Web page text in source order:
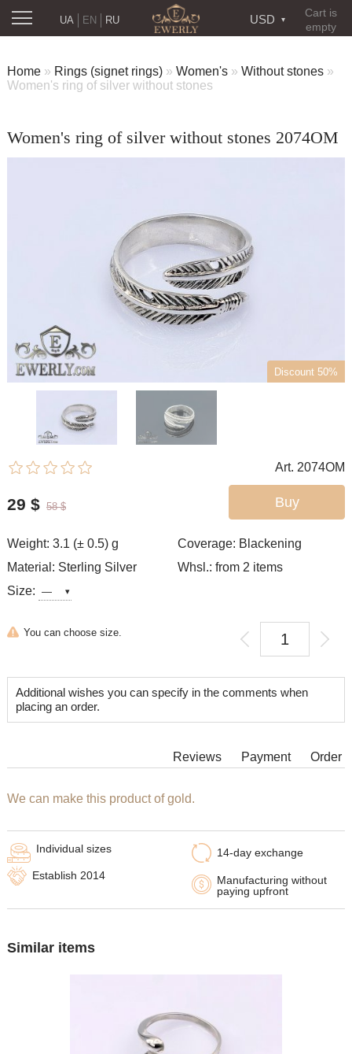
Cart is
empty
USD
RU
UA EN
Home » Rings (signet rings) » Women's » Without stones »
Women's ring of silver without stones
Women's ring of silver without stones 2074OM
Discount 50%
Art. 2074OM
Buy
29 $ 58 $
Weight: 3.1 (± 0.5) g
Coverage: Blackening
Material: Sterling Silver
Whsl.: from 2 items
Size:
You can choose size.
Additional wishes you can specify in the comments when
placing an order.
Reviews Order
Payment
We can make this product of gold.
14-day exchange
Manufacturing without
paying upfront
Individual sizes
Establish 2014
Similar items